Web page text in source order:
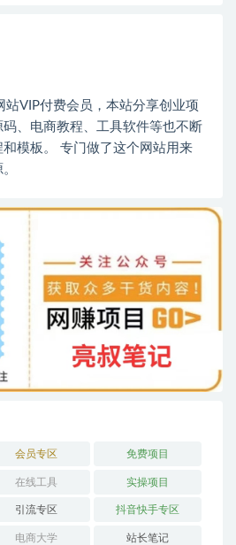
VIP付费会员，本站分享创业项
码、电商教程、工具软件等也不断
模板。 专门做了这个网站用来
会员专区 免费项目
在线工具 实操项目
引流专区 抖音快手专区
电商大学 站长笔记